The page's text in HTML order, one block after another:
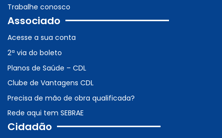
Trabalhe conosco
Associado
Acesse a sua conta
2ª via do boleto
Planos de Saúde – CDL
Clube de Vantagens CDL
Precisa de mão de obra qualificada?
Rede aqui tem SEBRAE
Cidadão